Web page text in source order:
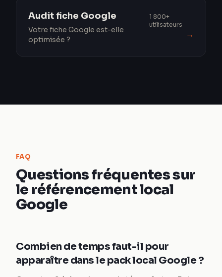
Audit fiche Google
Votre fiche Google est-elle
optimisée ?
1 800+
utilisateurs
→
FAQ
Questions fréquentes sur
le référencement local
Google
Combien de temps faut-il pour
apparaître dans le pack local Google ?